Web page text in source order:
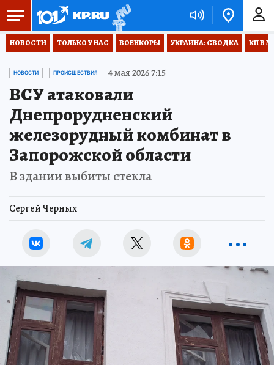
НОВОСТИ ТОЛЬКО У НАС ВОЕНКОРЫ УКРАИНА: СВОДКА КП В
НОВОСТИ ПРОИСШЕСТВИЯ 4 мая 2026 7:15
ВСУ атаковали
Днепрорудненский
железорудный комбинат в
Запорожской области
В здании выбиты стекла
Сергей Черных